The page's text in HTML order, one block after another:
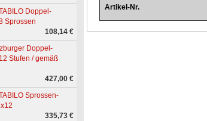
Doppel-
Sprossen
108,14 €
Doppel-
Stufen / gemäß
427,00 €
Sprossen-
335,73 €
Artikel-Nr.